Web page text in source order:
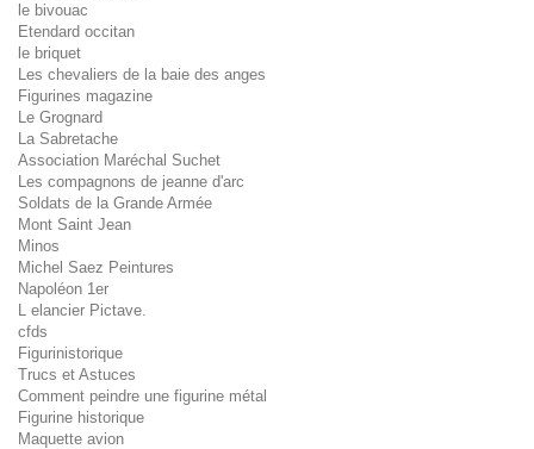
le bivouac
Etendard occitan
le briquet
Les chevaliers de la baie des anges
Figurines magazine
Le Grognard
La Sabretache
Association Maréchal Suchet
Les compagnons de jeanne d'arc
Soldats de la Grande Armée
Mont Saint Jean
Minos
Michel Saez Peintures
Napoléon 1er
L elancier Pictave.
cfds
Figurinistorique
Trucs et Astuces
Comment peindre une figurine métal
Figurine historique
Maquette avion